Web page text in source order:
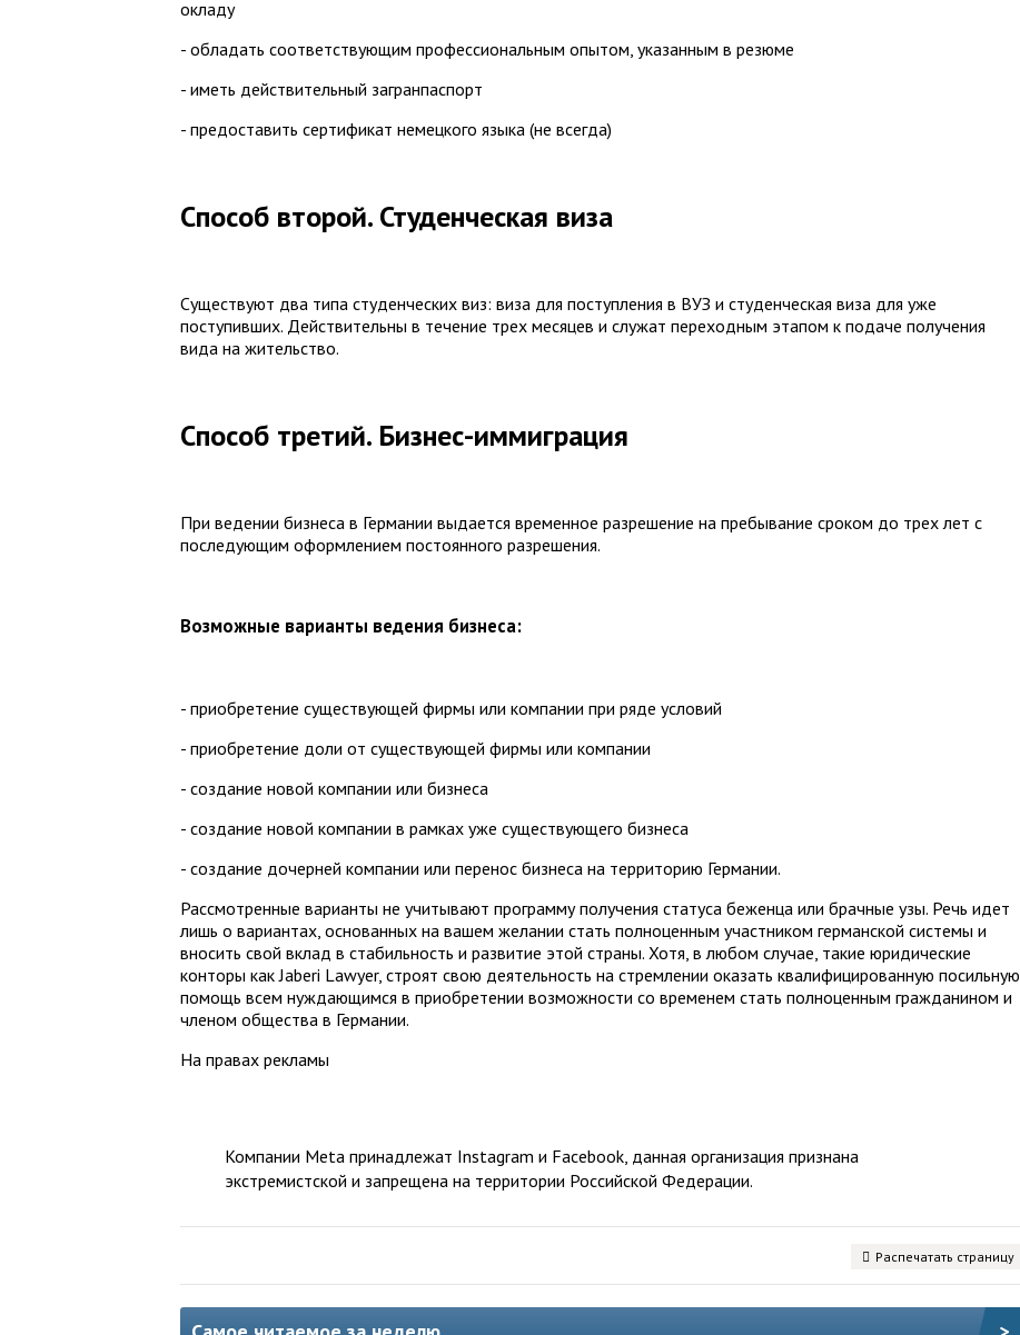
окладу
- обладать соответствующим профессиональным опытом, указанным в резюме
- иметь действительный загранпаспорт
- предоставить сертификат немецкого языка (не всегда)
Способ второй. Студенческая виза
Существуют два типа студенческих виз: виза для поступления в ВУЗ и студенческая виза для уже
поступивших. Действительны в течение трех месяцев и служат переходным этапом к подаче получения
вида на жительство.
Способ третий. Бизнес-иммиграция
При ведении бизнеса в Германии выдается временное разрешение на пребывание сроком до трех лет с
последующим оформлением постоянного разрешения.
Возможные варианты ведения бизнеса:
- приобретение существующей фирмы или компании при ряде условий
- приобретение доли от существующей фирмы или компании
- создание новой компании или бизнеса
- создание новой компании в рамках уже существующего бизнеса
- создание дочерней компании или перенос бизнеса на территорию Германии.
Рассмотренные варианты не учитывают программу получения статуса беженца или брачные узы. Речь идет
лишь о вариантах, основанных на вашем желании стать полноценным участником германской системы и
вносить свой вклад в стабильность и развитие этой страны. Хотя, в любом случае, такие юридические
конторы как Jaberi Lawyer, строят свою деятельность на стремлении оказать квалифицированную посильную
помощь всем нуждающимся в приобретении возможности со временем стать полноценным гражданином и
членом общества в Германии.
На правах рекламы
Компании Meta принадлежат Instagram и Facebook, данная организация признана
экстремистской и запрещена на территории Российской Федерации.
Распечатать страницу